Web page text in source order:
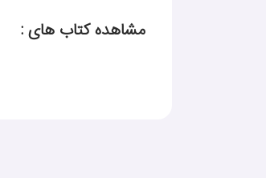
مشاهده کتاب های :